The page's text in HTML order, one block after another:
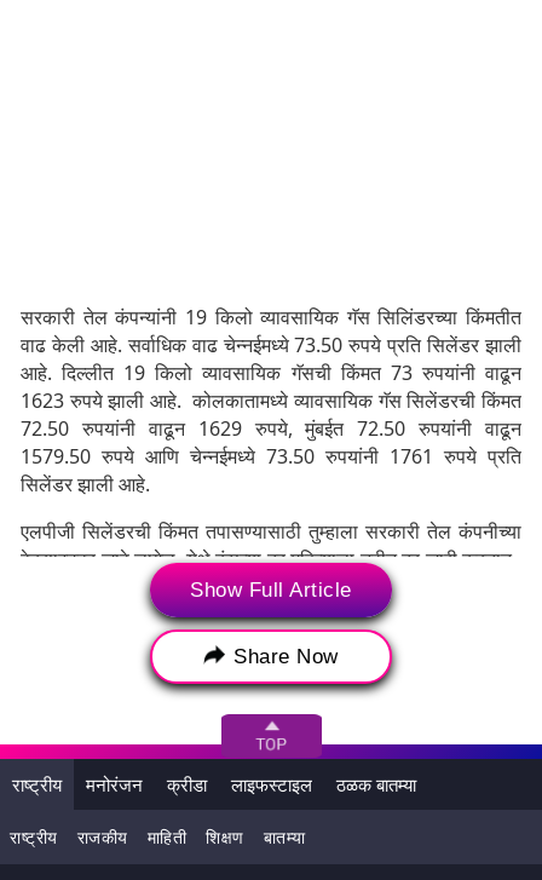
सरकारी तेल कंपन्यांनी 19 किलो व्यावसायिक गॅस सिलिंडरच्या किंमतीत
वाढ केली आहे. सर्वाधिक वाढ चेन्नईमध्ये 73.50 रुपये प्रति सिलेंडर झाली
आहे. दिल्लीत 19 किलो व्यावसायिक गॅसची किंमत 73 रुपयांनी वाढून
1623 रुपये झाली आहे. कोलकातामध्ये व्यावसायिक गॅस सिलेंडरची किंमत
72.50 रुपयांनी वाढून 1629 रुपये, मुंबईत 72.50 रुपयांनी वाढून
1579.50 रुपये आणि चेन्नईमध्ये 73.50 रुपयांनी 1761 रुपये प्रति
सिलेंडर झाली आहे.
एलपीजी सिलेंडरची किंमत तपासण्यासाठी तुम्हाला सरकारी तेल कंपनीच्या
वेबसाइटवर जावे लागेल. येथे कंपन्या दर महिन्याला नवीन दर जारी करतात.
https://iocl.com/Products/IndaneGas.aspx या लिंकवर तुम्ही
तुमच्या शहरातील गॅस सिलिंडरची किंमत तपासू शकता. एलपीजी ग्राहक
त्यांचे इच्छित वितरक निवडू शकतात. सिलेंडर पुन्हा भरू
शकतात. सुरुवातीच्या टप्प्यात ही सुविधा जून 2021 मध्ये चंदीगड, कोईमतूर,
गुडगाव, पुणे आणि रांची येथे सुरू करण्यात आली आहे. ही सुविधा सुरू
करण्यात आली आहे जेणेकरून ग्राहकांना वेळेवर आणि घाईत रिफिल प्रदान
करता येईल.
Show Full Article
Share Now
राष्ट्रीय मनोरंजन क्रीडा लाइफस्टाइल ठळक बातम्या
राष्ट्रीय राजकीय माहिती शिक्षण बातम्या